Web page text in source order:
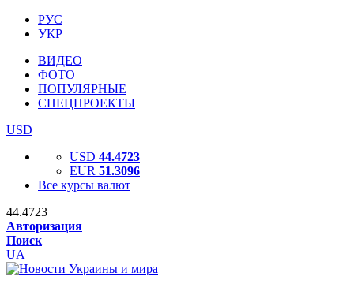
РУС
УКР
ВИДЕО
ФОТО
ПОПУЛЯРНЫЕ
СПЕЦПРОЕКТЫ
USD
USD 44.4723
EUR 51.3096
Все курсы валют
44.4723
Авторизация
Поиск
UA